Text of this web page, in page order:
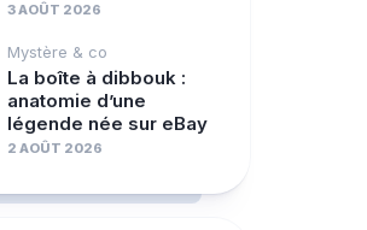
3 AOÛT 2026
Mystère & co
La boîte à dibbouk :
anatomie d’une
légende née sur eBay
2 AOÛT 2026